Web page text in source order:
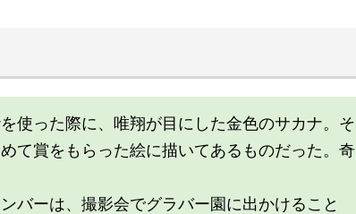
使った際に、唯翔が目にした金色のサカナ。そ
て賞をもらった絵に描いてあるものだった。奇
バーは、撮影会でグラバー園に出かけること